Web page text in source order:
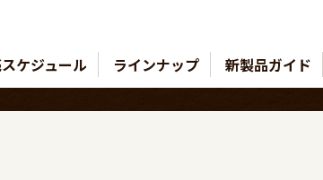
ケジュール ラインナップ 新製品ガイド